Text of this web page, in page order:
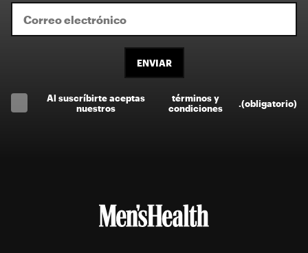
ENVIAR
Al suscríbirte aceptas
nuestros
términos y
condiciones
(obligatorio)